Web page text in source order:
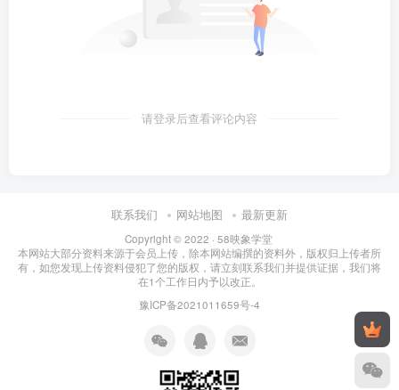
请登录后查看评论内容
联系我们 网站地图 最新更新
Copyright © 2022 · 58映象学堂
本网站大部分资料来源于会员上传，除本网站编撰的资料外，版权归上传者所
有，如您发现上传资料侵犯了您的版权，请立刻联系我们并提供证据，我们将
在1个工作日内予以改正。
豫ICP备2021011659号-4